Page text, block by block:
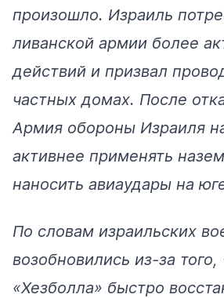
произошло. Израиль
ливанской армии более
действий и призвал
частных домах. После
Армия обороны Израиля
активнее применять
наносить авиаудары на
По словам израильских
возобновились из-за того,
«Хезболла» быстро